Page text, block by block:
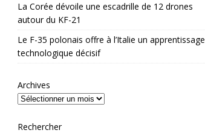
La Corée dévoile une escadrille de 12 drones
autour du KF-21
Le F-35 polonais offre à l’Italie un apprentissage
technologique décisif
Archives
Rechercher